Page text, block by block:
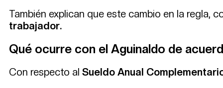
También explican que este cambio en la regla,
trabajador.
Qué ocurre con el Aguinaldo de
Con respecto al Sueldo Anual